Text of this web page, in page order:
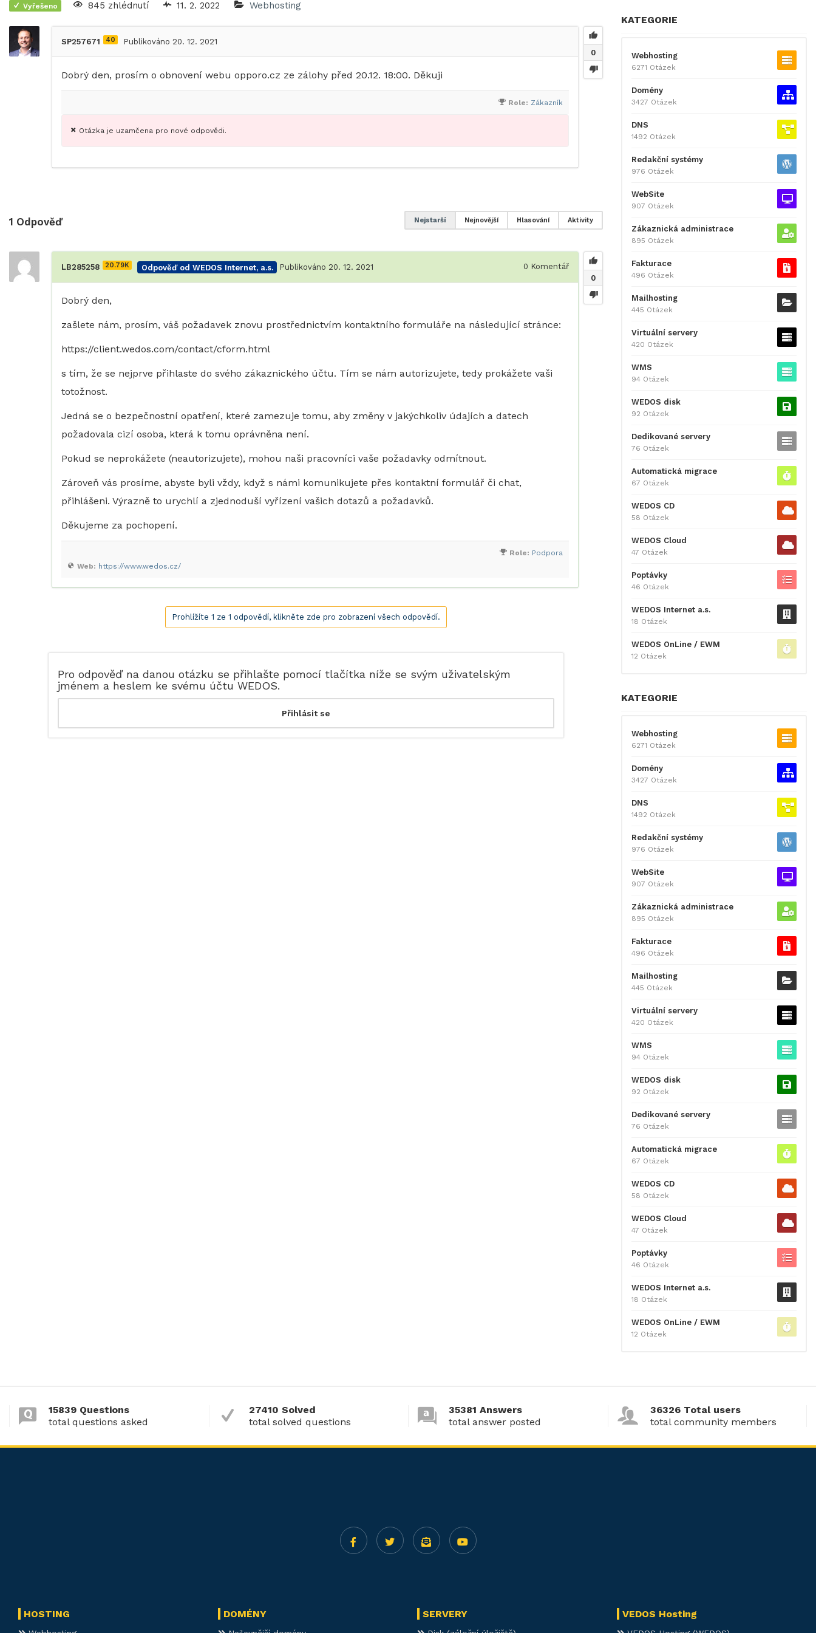
Vyřešeno 845 zhlédnutí 11. 2. 2022 Webhosting
0
SP257671 40 Publikováno 20. 12. 2021
Dobrý den, prosím o obnovení webu opporo.cz ze zálohy před 20.12. 18:00. Děkuji
Role: Zákazník
Otázka je uzamčena pro nové odpovědi.
1 Odpověď Aktivity
Hlasování
Nejnovější
Nejstarší
0
LB285258 20.79K Odpověď od WEDOS Internet, a.s. Publikováno 20. 12. 2021 0 Komentář
Dobrý den,
zašlete nám, prosím, váš požadavek znovu prostřednictvím kontaktního formuláře na následující stránce:
https://client.wedos.com/contact/cform.html
s tím, že se nejprve přihlaste do svého zákaznického účtu. Tím se nám autorizujete, tedy prokážete vaši
totožnost.
Jedná se o bezpečnostní opatření, které zamezuje tomu, aby změny v jakýchkoliv údajích a datech
požadovala cizí osoba, která k tomu oprávněna není.
Pokud se neprokážete (neautorizujete), mohou naši pracovníci vaše požadavky odmítnout.
Zároveň vás prosíme, abyste byli vždy, když s námi komunikujete přes kontaktní formulář či chat,
přihlášeni. Výrazně to urychlí a zjednoduší vyřízení vašich dotazů a požadavků.
Děkujeme za pochopení.
Role: Podpora
Web: https://www.wedos.cz/
Prohlížíte 1 ze 1 odpovědí, klikněte zde pro zobrazení všech odpovědí.
Pro odpověď na danou otázku se přihlašte pomocí tlačítka níže se svým uživatelským
jménem a heslem ke svému účtu WEDOS.
KATEGORIE
Webhosting
6271 Otázek
Domény
3427 Otázek
DNS
1492 Otázek
Redakční systémy
976 Otázek
WebSite
907 Otázek
Zákaznická administrace
895 Otázek
Fakturace
496 Otázek
Mailhosting
445 Otázek
Virtuální servery
420 Otázek
WMS
94 Otázek
WEDOS disk
92 Otázek
Dedikované servery
76 Otázek
Automatická migrace
67 Otázek
WEDOS CD
58 Otázek
WEDOS Cloud
47 Otázek
Poptávky
46 Otázek
WEDOS Internet a.s.
18 Otázek
WEDOS OnLine / EWM
12 Otázek
KATEGORIE
Webhosting
6271 Otázek
Domény
3427 Otázek
DNS
1492 Otázek
Redakční systémy
976 Otázek
WebSite
907 Otázek
Zákaznická administrace
895 Otázek
Fakturace
496 Otázek
Mailhosting
445 Otázek
Virtuální servery
420 Otázek
WMS
94 Otázek
WEDOS disk
92 Otázek
Dedikované servery
76 Otázek
Automatická migrace
67 Otázek
WEDOS CD
58 Otázek
WEDOS Cloud
47 Otázek
Poptávky
46 Otázek
WEDOS Internet a.s.
18 Otázek
WEDOS OnLine / EWM
12 Otázek
15839 Questions
total questions asked
27410 Solved
total solved questions
35381 Answers
total answer posted
36326 Total users
total community members
HOSTING DOMÉNY SERVERY VEDOS Hosting